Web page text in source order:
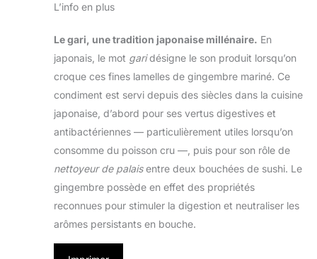
L’info en plus
Le gari, une tradition japonaise millénaire. En
japonais, le mot garidésigne le son produit lorsqu’on
croque ces fines lamelles de gingembre mariné. Ce
condiment est servi depuis des siècles dans la cuisine
japonaise, d’abord pour ses vertus digestives et
antibactériennes — particulièrement utiles lorsqu’on
consomme du poisson cru —, puis pour son rôle de
nettoyeur de palaisentre deux bouchées de sushi. Le
gingembre possède en effet des propriétés
reconnues pour stimuler la digestion et neutraliser les
arômes persistants en bouche.